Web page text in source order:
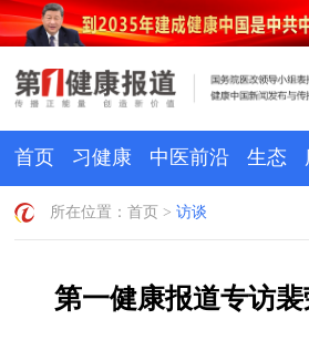
首页 习健康 中医前沿 生态
所在位置：首页 >访谈
第一健康报道专访